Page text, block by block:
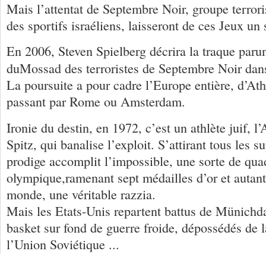
Mais l’attentat de Septembre Noir, groupe
des sportifs israéliens, laisseront de ces Jeux un
En 2006, Steven Spielberg décrira la traque
duMossad des terroristes de Septembre Noir
La poursuite a pour cadre l’Europe entière,
passant par Rome ou Amsterdam.
Ironie du destin, en 1972, c’est un athlète juif,
Spitz, qui banalise l’exploit. S’attirant tous les
prodige accomplit l’impossible, une sorte de
olympique,ramenant sept médailles d’or et
monde, une véritable razzia.
Mais les Etats-Unis repartent battus de
basket sur fond de guerre froide, dépossédés de
l’Union Soviétique ...